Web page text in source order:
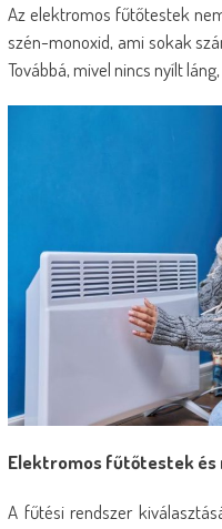
Az elektromos fűtőtestek
szén-monoxid, ami sokak
Továbbá, mivel nincs nyílt
Elektromos fűtőtestek
A fűtési rendszer